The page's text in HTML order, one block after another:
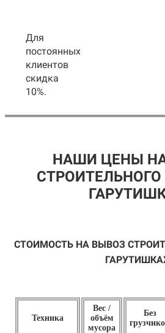
Для
постоянных
клиентов
скидка
10%.
НАШИ ЦЕНЫ
СТОИМОСТЬ НА ВЫВОЗ
Техника
Вес /
объём
мусора
Без